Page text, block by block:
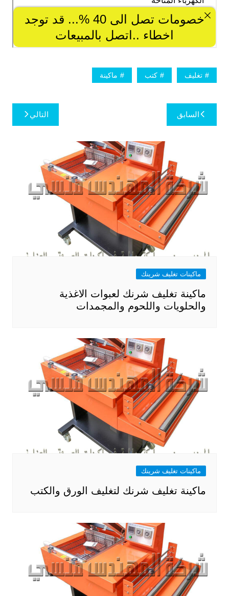
تغليف كتب ماكينة
تصفّح
المقالات
السابق التالي
ماكينات تغليف شرينك
ماكينة تغليف شرنك لعبوات الاغذية
والحلويات واللحوم والمجمدات
ماكينات تغليف شرينك
ماكينة تغليف شرنك لتغليف الورق والكتب